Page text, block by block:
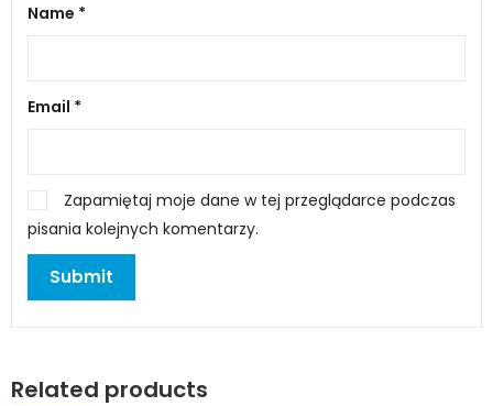
Name *
Email *
Zapamiętaj moje dane w tej przeglądarce podczas
pisania kolejnych komentarzy.
Related products